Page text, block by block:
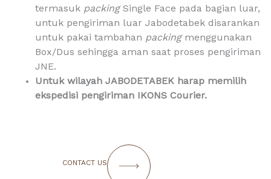
termasuk packingSingle Face pada bagian luar,
untuk pengiriman luar Jabodetabek disarankan
untuk pakai tambahan packingmenggunakan
Box/Dus sehingga aman saat proses pengiriman
JNE.
Untuk wilayah JABODETABEK harap memilih
ekspedisi pengiriman IKONS Courier.
CONTACT US